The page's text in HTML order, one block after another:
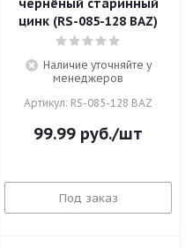
чернёный старинный
цинк (RS-085-128 BAZ)
Наличие уточняйте у
менеджеров
Артикул: RS-085-128 BAZ
99.99 руб./шт
Под заказ